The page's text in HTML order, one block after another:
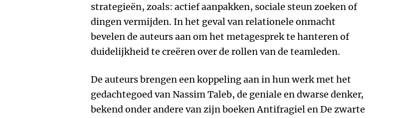
strategieën, zoals: actief aanpakken, sociale steun zoeken of
dingen vermijden. In het geval van relationele onmacht
bevelen de auteurs aan om het metagesprek te hanteren of
duidelijkheid te creëren over de rollen van de teamleden.
De auteurs brengen een koppeling aan in hun werk met het
gedachtegoed van Nassim Taleb, de geniale en dwarse denker,
bekend onder andere van zijn boeken Antifragiel en De zwarte